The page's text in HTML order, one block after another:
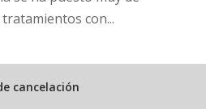
con...
cancelación